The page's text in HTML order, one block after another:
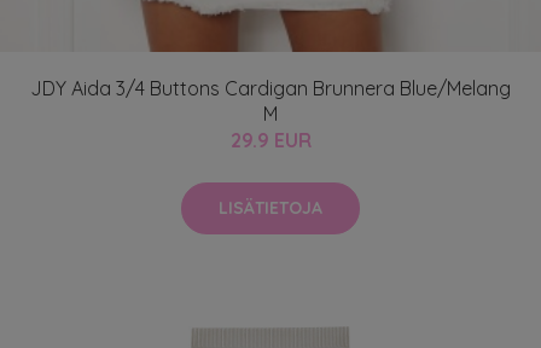
JDY Aida 3/4 Buttons Cardigan Brunnera Blue/Melang
M
29.9 EUR
LISÄTIETOJA